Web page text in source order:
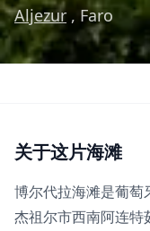
Aljezur , Faro
关于这片海滩
博尔代拉海滩是葡萄
杰祖尔市西南阿连特